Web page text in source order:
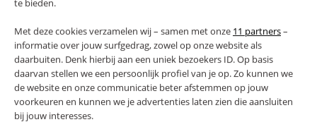
te bieden.
Met deze cookies verzamelen wij – samen met onze 11 partners–
informatie over jouw surfgedrag, zowel op onze website als
daarbuiten. Denk hierbij aan een uniek bezoekers ID. Op basis
daarvan stellen we een persoonlijk profiel van je op. Zo kunnen we
de website en onze communicatie beter afstemmen op jouw
voorkeuren en kunnen we je advertenties laten zien die aansluiten
bij jouw interesses.
RETOUREN